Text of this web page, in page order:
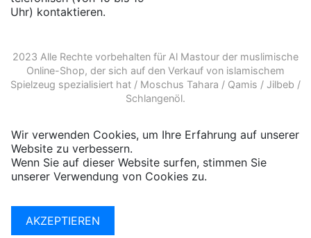
Uhr) kontaktieren.
2023 Alle Rechte vorbehalten für Al Mastour der muslimische
Online-Shop, der sich auf den Verkauf von islamischem
Spielzeug spezialisiert hat / Moschus Tahara / Qamis / Jilbeb /
Schlangenöl.
Wir verwenden Cookies, um Ihre Erfahrung auf unserer
Website zu verbessern.
Wenn Sie auf dieser Website surfen, stimmen Sie
unserer Verwendung von Cookies zu.
AKZEPTIEREN